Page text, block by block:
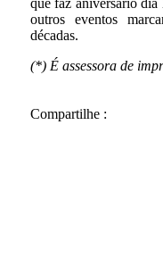
que faz aniversário dia
outros eventos
décadas.
(*) É assessora de
Compartilhe :